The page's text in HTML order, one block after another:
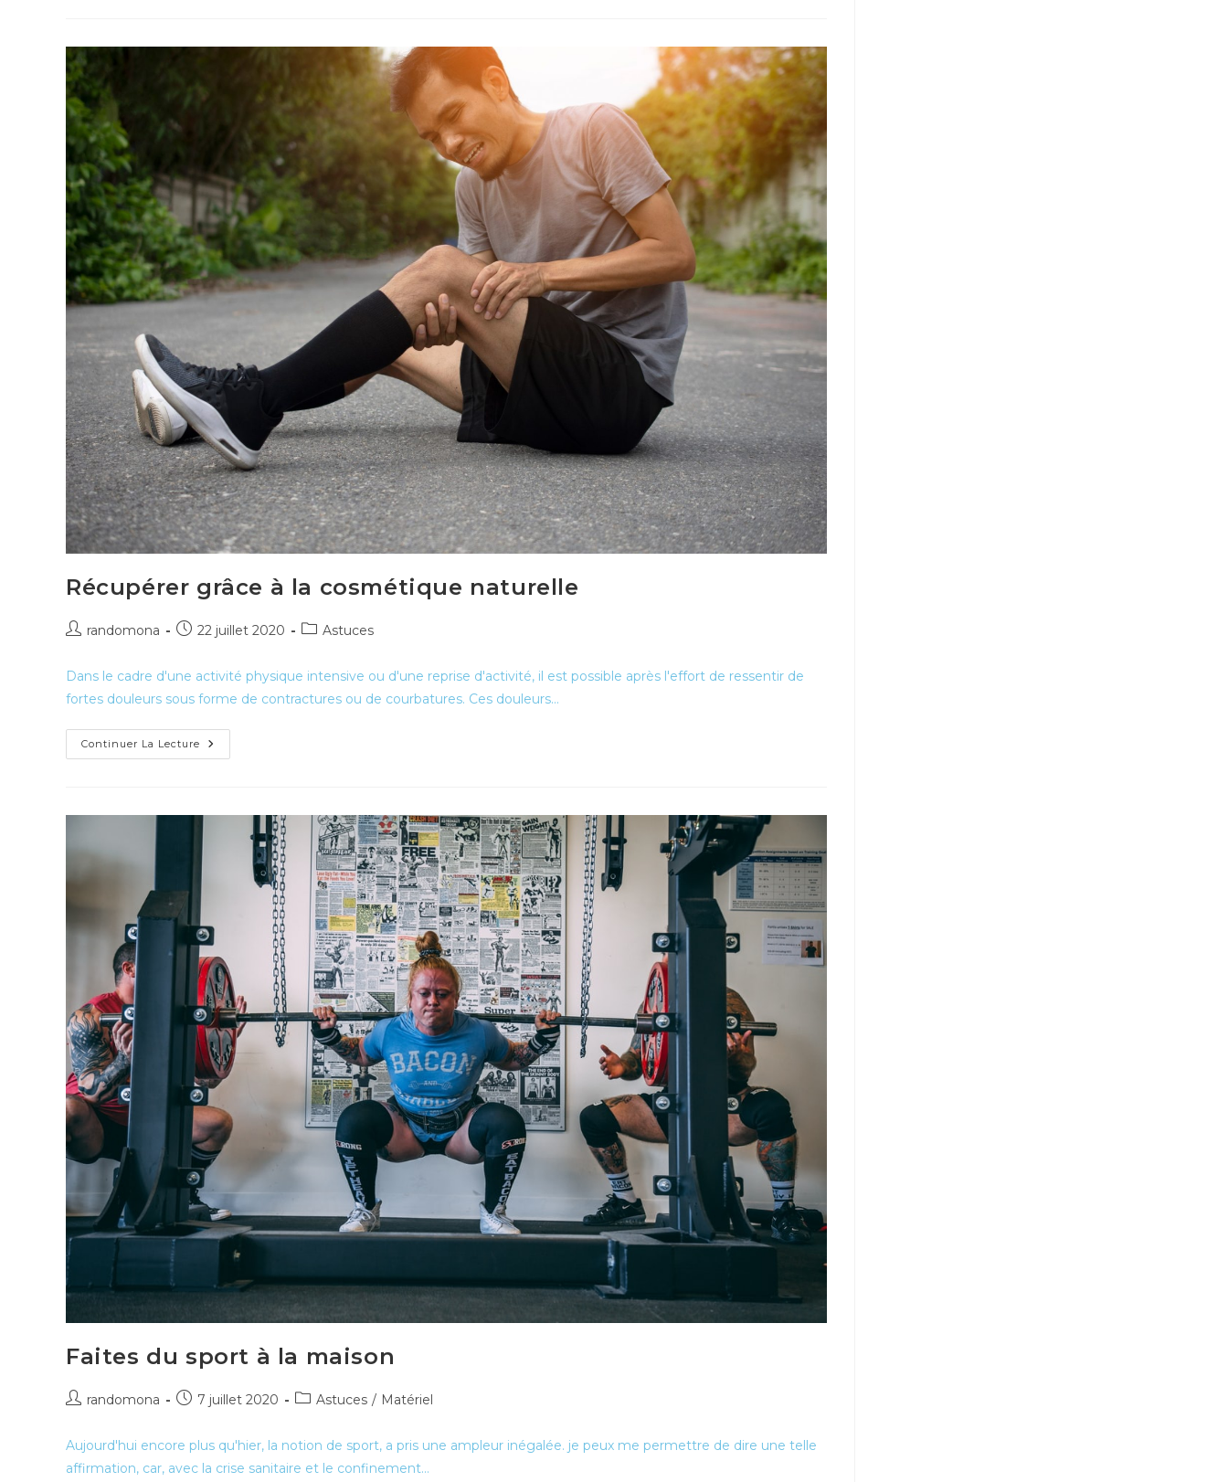
Demande
La
Volonté
Récupérer grâce à la cosmétique naturelle
Auteur/autrice
la
publication :
randomona
Publication
22 juillet 2020
PostAstuces
Dans le cadre d'une activité physique intensive ou d'une reprise d'activité, il est possible après l'effort de ressentir de
fortes douleurs sous forme de contractures ou de courbatures. Ces douleurs…
Continuer La Lecture Récupérer
Grâce
Faites du sport à la maison
Auteur/autrice
la
publication :
randomona
Publication
7 juillet 2020
PostAstuces / Matériel
Aujourd'hui encore plus qu'hier, la notion de sport, a pris une ampleur inégalée. je peux me permettre de dire une telle
affirmation, car, avec la crise sanitaire et le confinement…